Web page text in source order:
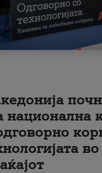
кредит
национална
во